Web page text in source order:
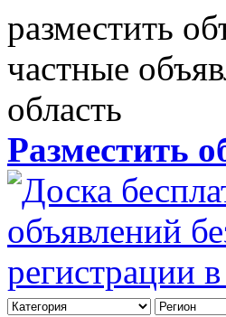
разместить
частные
область
Разместить